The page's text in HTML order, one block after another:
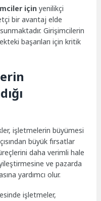
için yenilikçi
bir avantaj elde
Girişimcilerin
başarıları için kritik
işletmelerin büyümesi
büyük fırsatlar
daha verimli hale
ve pazarda
yardımcı olur.
işletmeler,